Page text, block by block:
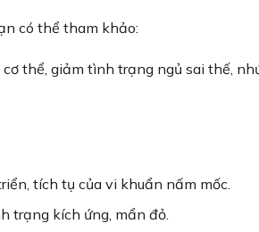
có thể tham khảo:
thể, giảm tình trạng ngủ sai thế,
tích tụ của vi khuẩn nấm mốc.
trạng kích ứng, mẩn đỏ.